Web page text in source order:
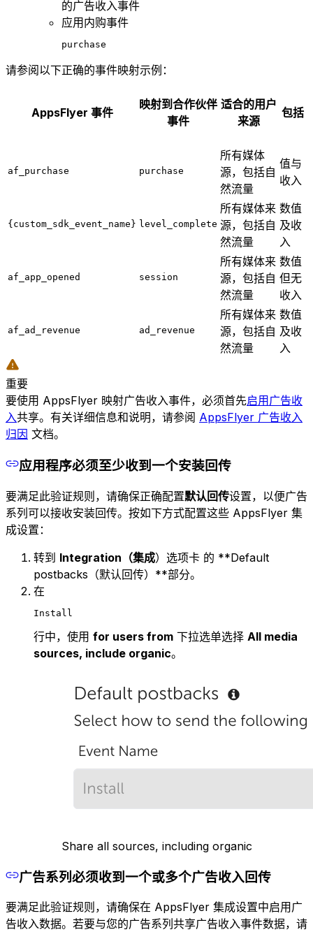
的广告收入事件
应用内购事件
purchase
请参阅以下正确的事件映射示例：
AppsFlyer 事件
映射到合作伙伴
事件
适合的用户
来源
包括
af_purchase purchase
所有媒体
源，包括自
然流量
值与
收入
{custom_sdk_event_name} level_complete
所有媒体来
源，包括自
然流量
数值
及收
入
af_app_opened session
所有媒体来
源，包括自
然流量
数值
但无
收入
af_ad_revenue ad_revenue
所有媒体来
源，包括自
然流量
数值
及收
入
重要
要使用 AppsFlyer 映射广告收入事件，必须首先启用广告收
入共享。有关详细信息和说明，请参阅 AppsFlyer 广告收入
归因 文档。
应用程序必须至少收到一个安装回传
要满足此验证规则，请确保正确配置默认回传设置，以便广告
系列可以接收安装回传。按如下方式配置这些 AppsFlyer 集
成设置：
转到 Integration（集成）选项卡 的 **Default
postbacks（默认回传）**部分。
在
Install
行中，使用 for users from 下拉选单选择 All media
sources, include organic。
Share all sources, including organic
广告系列必须收到一个或多个广告收入回传
要满足此验证规则，请确保在 AppsFlyer 集成设置中启用广
告收入数据。若要与您的广告系列共享广告收入事件数据，请